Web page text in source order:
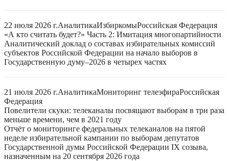
22 июля 2026 г.АналитикаИзбиркомыРоссийская Федерация
«А кто считать будет?» Часть 2: Имитация многопартийности
Аналитический доклад о составах избирательных комиссий
субъектов Российской Федерации на начало выборов в
Государственную думу–2026 в четырех частях
21 июля 2026 г.АналитикаМониторинг телеэфираРоссийская
Федерация
Повелители скуки: телеканалы посвящают выборам в три раза
меньше времени, чем в 2021 году
Отчёт о мониторинге федеральных телеканалов на пятой
неделе избирательной кампании по выборам депутатов
Государственной думы Российской Федерации IX созыва,
назначенным на 20 сентября 2026 года